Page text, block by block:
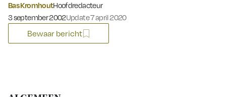
Bas KromhoutHoofdredacteur
Gepubliceerd op:
3 september 2002Update 7 april 2020
Bewaar bericht